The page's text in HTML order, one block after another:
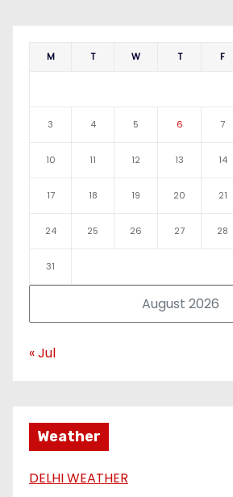
August 2026
M T W T F
3 4 5 6 7
10 11 12 13 14
17 18 19 20 21
24 25 26 27 28
31
« Jul
Weather
DELHI WEATHER